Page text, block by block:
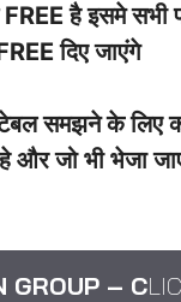
है इसमे सभी
दिए जाएंगे
समझने के लिए
और जो भी भेजा
GROUP– C